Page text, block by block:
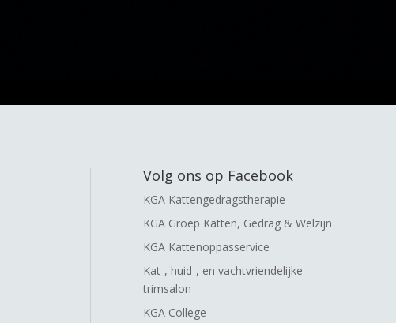
Volg ons op Facebook
KGA Kattengedragstherapie
KGA Groep Katten, Gedrag & Welzijn
KGA Kattenoppasservice
Kat-, huid-, en vachtvriendelijke
trimsalon
KGA College